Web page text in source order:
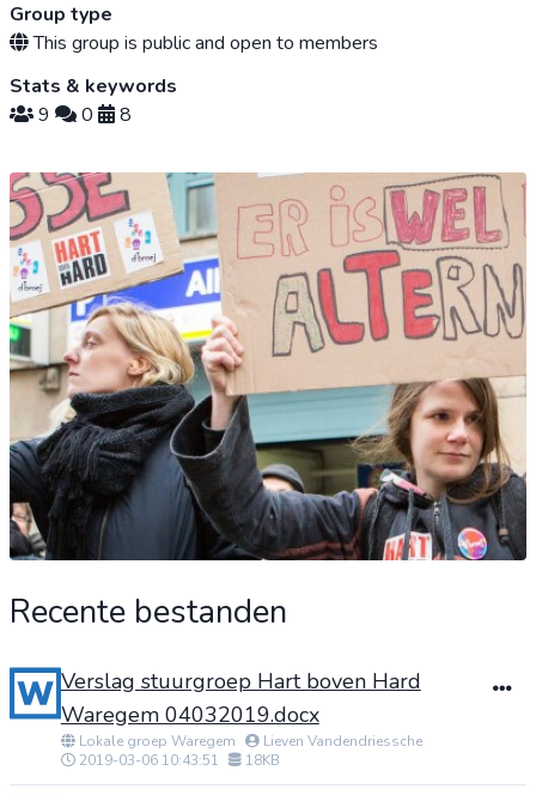
Group type
This group is public and open to members
Stats & keywords
9
0 8
Recente bestanden
Verslag stuurgroep Hart boven Hard
Waregem 04032019.docx
Lokale groep Waregem
Lieven Vandendriessche
2019-03-06 10:43:51
18KB